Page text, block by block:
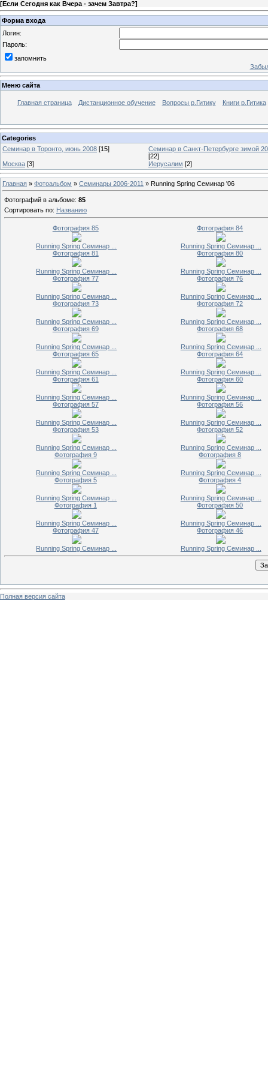
[Если Сегодня как Вчера - зачем Завтра?]
Форма входа
Логин:
Пароль:
запомнить
Меню сайта
Главная страница Дистанционное обучение Вопросы р.Гитику Книги р.Гитика
Categories
Семинар в Торонто, июнь 2008 [15]
Семинар в Санкт-Петербурге зимой
[22]
Москва [3] Иерусалим [2]
Главная » Фотоальбом » Семинары 2006-2011 » Running Spring Семинар '06
Фотографий в альбоме: 85
Сортировать по: Названию
Фотография 85
Running Spring Семинар ...
Фотография 84
Running Spring Семинар ...
Фотография 81
Running Spring Семинар ...
Фотография 80
Running Spring Семинар ...
Фотография 77
Running Spring Семинар ...
Фотография 76
Running Spring Семинар ...
Фотография 73
Running Spring Семинар ...
Фотография 72
Running Spring Семинар ...
Фотография 69
Running Spring Семинар ...
Фотография 68
Running Spring Семинар ...
Фотография 65
Running Spring Семинар ...
Фотография 64
Running Spring Семинар ...
Фотография 61
Running Spring Семинар ...
Фотография 60
Running Spring Семинар ...
Фотография 57
Running Spring Семинар ...
Фотография 56
Running Spring Семинар ...
Фотография 53
Running Spring Семинар ...
Фотография 52
Running Spring Семинар ...
Фотография 9
Running Spring Семинар ...
Фотография 8
Running Spring Семинар ...
Фотография 5
Running Spring Семинар ...
Фотография 4
Running Spring Семинар ...
Фотография 1
Running Spring Семинар ...
Фотография 50
Running Spring Семинар ...
Фотография 47
Running Spring Семинар ...
Фотография 46
Running Spring Семинар ...
Полная версия сайта